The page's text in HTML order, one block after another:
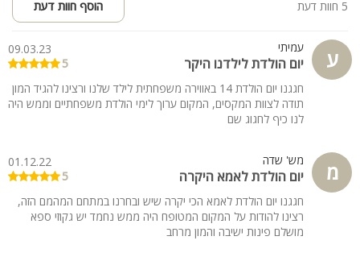
5 חוות דעת הוסף חוות דעת
ע עמיתי
יום הולדת לילדנו היקר
09.03.23
5
חגגנו יום הולדת 14 באווירה משפחתית לילד שלנו ורצינו להגיד המון
תודה לצוות המקסים, המקום ערוך לימי הולדת משפחתיים וממש היה
לנו כיף לחגוג שם
מ מש' שדה
יום הולדת לאמא היקרה
01.12.22
5
חגגנו יום הולדת לאמא הכי יקרה שיש ובחרנו במתחם המהמם הזה,
רצינו להודות על המקום המטופח היה ממש נחמד יש גקוזי ספא
מושלם פינות ישיבה והמון מרחב